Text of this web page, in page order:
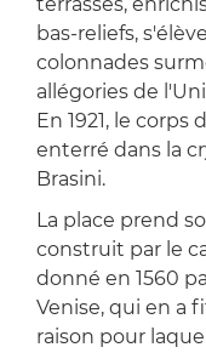
terrasses,
bas-reliefs,
colonnades
allégories de
En 1921, le corps
enterré dans la
Brasini.
La place prend
construit par le
donné en 1560
Venise, qui en a
raison pour